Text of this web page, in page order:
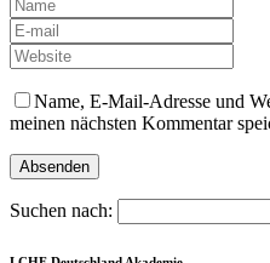
Name, E-Mail-Adresse und
meinen nächsten Kommentar
Suchen nach: